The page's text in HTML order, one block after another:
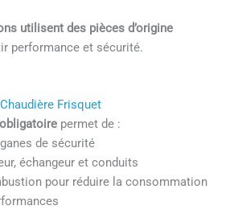
utilisent des pièces d’origine
performance et sécurité.
Frisquet
permet de :
de sécurité
échangeur et conduits
pour réduire la consommation